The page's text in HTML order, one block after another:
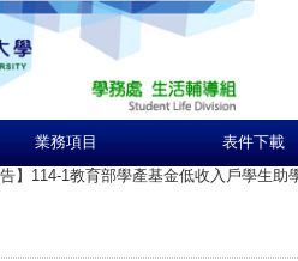
業務項目 表件下載
告】114-1教育部學產基金低收入戶學生